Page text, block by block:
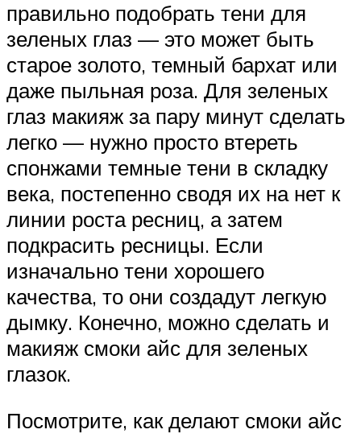
правильно подобрать тени для
зеленых глаз — это может быть
старое золото, темный бархат или
даже пыльная роза. Для зеленых
глаз макияж за пару минут сделать
легко — нужно просто втереть
спонжами темные тени в складку
века, постепенно сводя их на нет к
линии роста ресниц, а затем
подкрасить ресницы. Если
изначально тени хорошего
качества, то они создадут легкую
дымку. Конечно, можно сделать и
макияж смоки айс для зеленых
глазок.
Посмотрите, как делают смоки айс